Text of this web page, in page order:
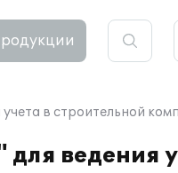
в строительной
ведения